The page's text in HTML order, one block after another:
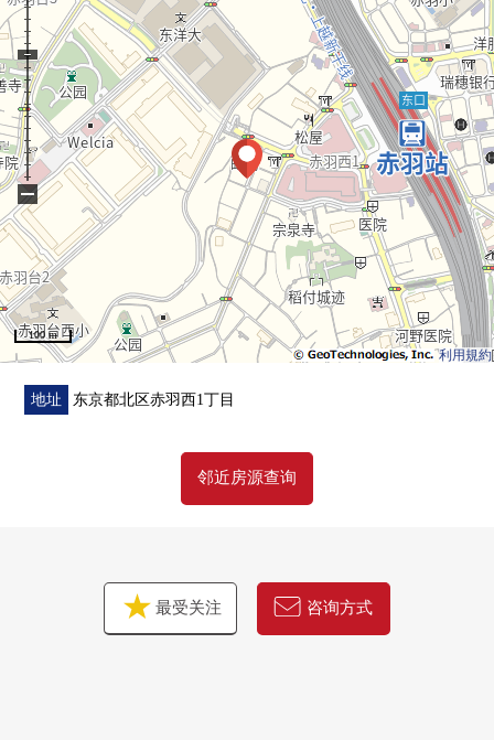
・附带净水器的栓
・浴室换气干燥暖气时机
・2个地方步入式衣帽间
・24小时换气系统
▼翻新内容(2026年3月实施)
・组合厨房交换
・盥洗台交换
・厕所更换
・整体卫浴交换
・洗衣机防水洗衣机底座
・门交换
・照明器具交换
・全室地板张替
・全地板张替
・到伊藤洋华堂赤羽商店约160m
■ 在找想要的家方面给予帮助的━━━━━・・・
房源的详细、需讨论是如有意向，请跟我们联系。
利用規約
100 m
−
地址 东京都北区赤羽西1丁目
邻近房源查询
最受关注 咨询方式